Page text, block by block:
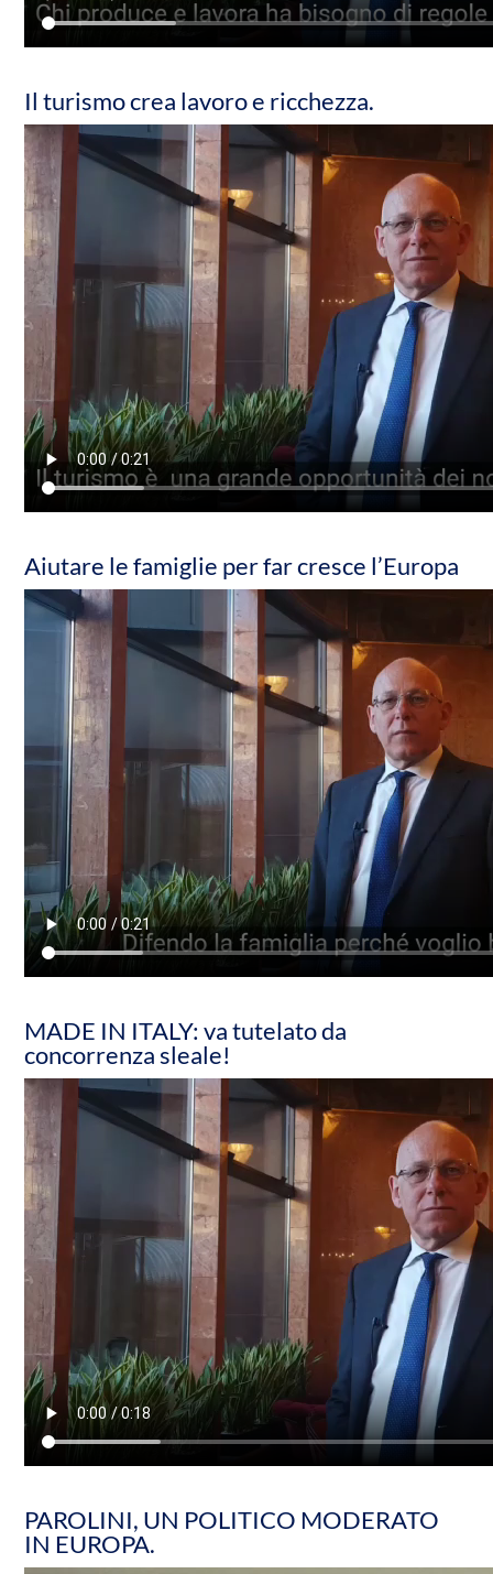
Il turismo crea lavoro e ricchezza.
Aiutare le famiglie per far cresce l’Europa
MADE IN ITALY: va tutelato da
concorrenza sleale!
PAROLINI, UN POLITICO MODERATO
IN EUROPA.